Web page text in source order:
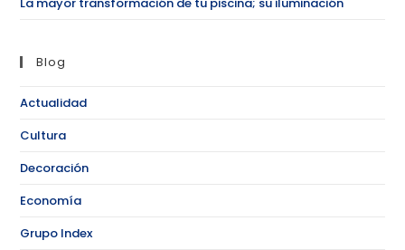
Blog
Actualidad
Cultura
Decoración
Economía
Grupo Index